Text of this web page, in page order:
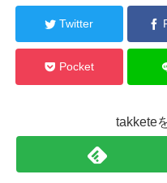
Twitter
Pocket
takkete